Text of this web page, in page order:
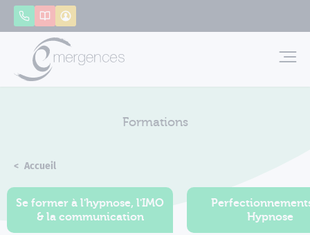
AppelerCatalogue
Formations
Accueil
Se former à l'hypnose, l'IMO
& la communication
Hypnose
Panneau de gestion des cookies